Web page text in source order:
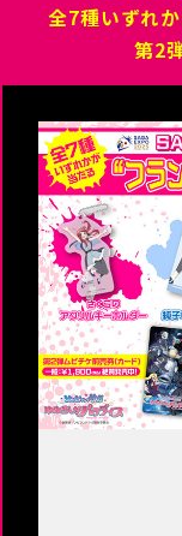
全7種いずれ
第2